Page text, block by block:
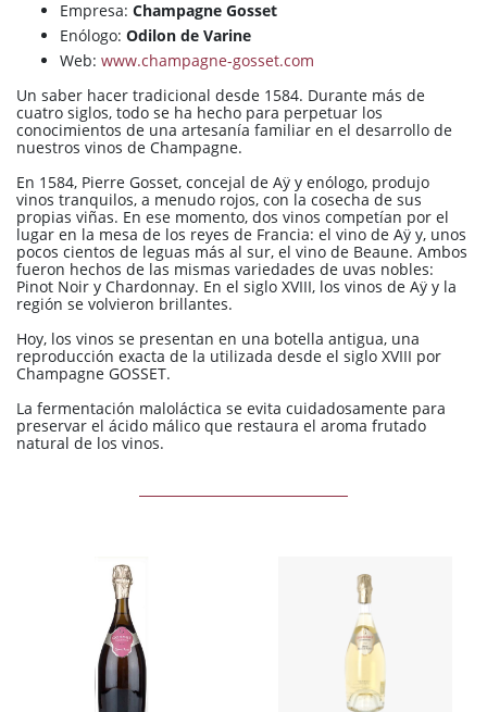
Empresa: Champagne Gosset
Enólogo: Odilon de Varine
Web: www.champagne-gosset.com
Un saber hacer tradicional desde 1584. Durante más de
cuatro siglos, todo se ha hecho para perpetuar los
conocimientos de una artesanía familiar en el desarrollo de
nuestros vinos de Champagne.
En 1584, Pierre Gosset, concejal de Aÿ y enólogo, produjo
vinos tranquilos, a menudo rojos, con la cosecha de sus
propias viñas. En ese momento, dos vinos competían por el
lugar en la mesa de los reyes de Francia: el vino de Aÿ y, unos
pocos cientos de leguas más al sur, el vino de Beaune. Ambos
fueron hechos de las mismas variedades de uvas nobles:
Pinot Noir y Chardonnay. En el siglo XVIII, los vinos de Aÿ y la
región se volvieron brillantes.
Hoy, los vinos se presentan en una botella antigua, una
reproducción exacta de la utilizada desde el siglo XVIII por
Champagne GOSSET.
La fermentación maloláctica se evita cuidadosamente para
preservar el ácido málico que restaura el aroma frutado
natural de los vinos.